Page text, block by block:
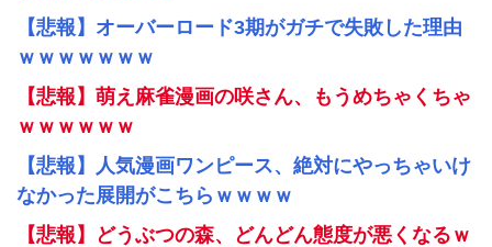
【悲報】オーバーロード3期がガチで失敗した理由
ｗｗｗｗｗｗｗ
【悲報】萌え麻雀漫画の咲さん、もうめちゃくちゃ
ｗｗｗｗｗｗ
【悲報】人気漫画ワンピース、絶対にやっちゃいけ
なかった展開がこちらｗｗｗｗ
【悲報】どうぶつの森、どんどん態度が悪くなるｗ